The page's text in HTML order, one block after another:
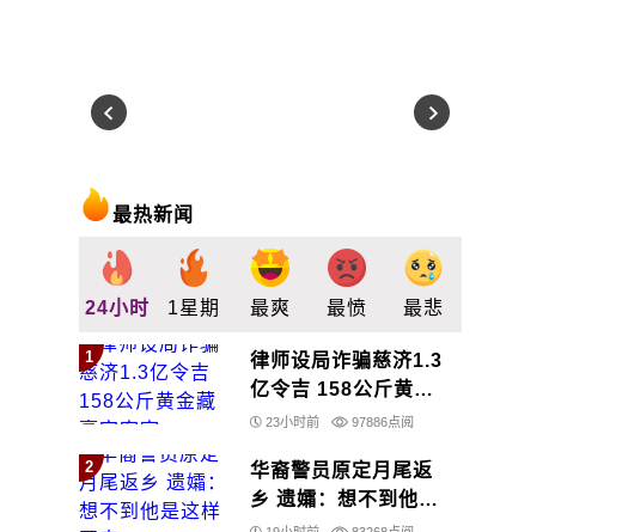
最热新闻
24小时 1星期 最爽 最愤 最悲
1
律师设局诈骗慈济1.3
亿令吉 158公斤黄金
藏豪宅密室
23小时前 97886点阅
2
华裔警员原定月尾返
乡 遗孀：想不到他是